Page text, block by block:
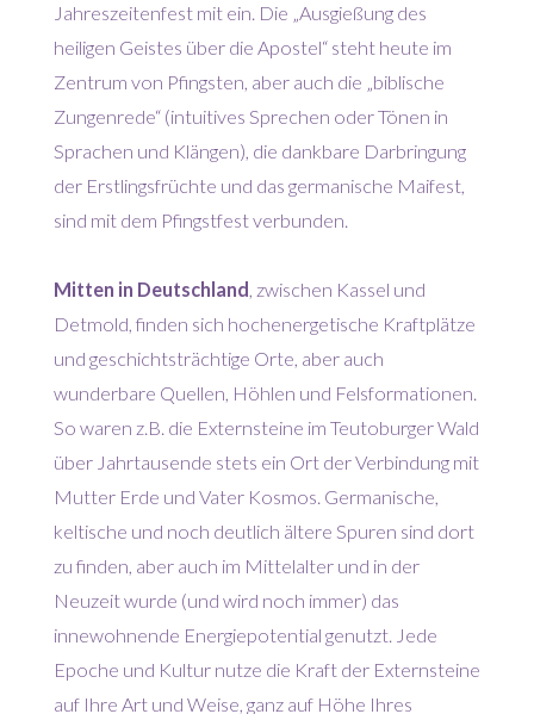
Jahreszeitenfest mit ein. Die „Ausgießung des
heiligen Geistes über die Apostel“ steht heute im
Zentrum von Pfingsten, aber auch die „biblische
Zungenrede“ (intuitives Sprechen oder Tönen in
Sprachen und Klängen), die dankbare Darbringung
der Erstlingsfrüchte und das germanische Maifest,
sind mit dem Pfingstfest verbunden.
Mitten in Deutschland , zwischen Kassel und
Detmold, finden sich hochenergetische Kraftplätze
und geschichtsträchtige Orte, aber auch
wunderbare Quellen, Höhlen und Felsformationen.
So waren z.B. die Externsteine im Teutoburger Wald
über Jahrtausende stets ein Ort der Verbindung mit
Mutter Erde und Vater Kosmos. Germanische,
keltische und noch deutlich ältere Spuren sind dort
zu finden, aber auch im Mittelalter und in der
Neuzeit wurde (und wird noch immer) das
innewohnende Energiepotential genutzt. Jede
Epoche und Kultur nutze die Kraft der Externsteine
auf Ihre Art und Weise, ganz auf Höhe Ihres